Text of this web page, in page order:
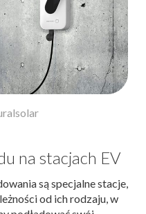
na stacjach EV
są specjalne stacje,
od ich rodzaju, w